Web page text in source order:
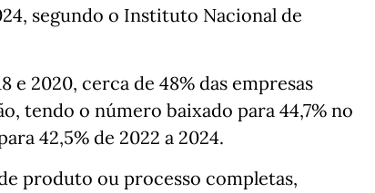
segundo o Instituto Nacional de
2020, cerca de 48% das empresas
tendo o número baixado para 44,7% no
42,5% de 2022 a 2024.
produto ou processo completas,